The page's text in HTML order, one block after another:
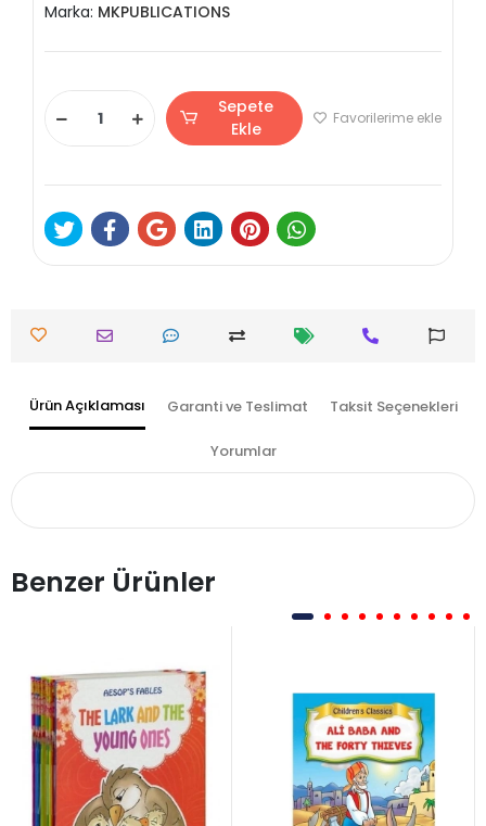
Marka: MKPUBLICATIONS
Sepete
Ekle
Favorilerime ekle
Ürün Açıklaması Garanti ve Teslimat Taksit Seçenekleri
Yorumlar
Benzer Ürünler